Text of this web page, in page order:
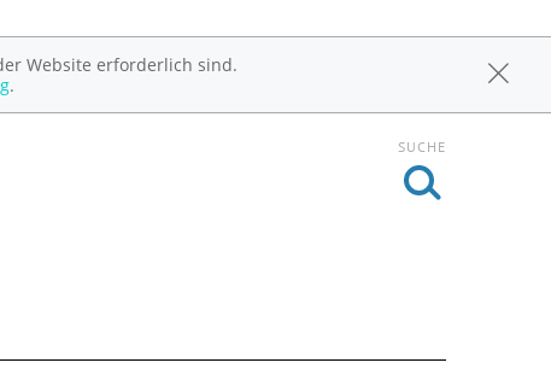
Website erforderlich sind.
.
SUCHE